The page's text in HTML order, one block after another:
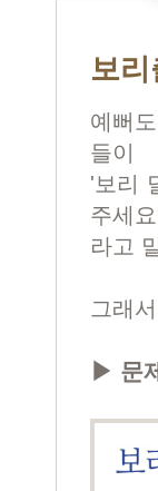
보
예뻐
들이
'보리
주세
라고
그래
▶ 문